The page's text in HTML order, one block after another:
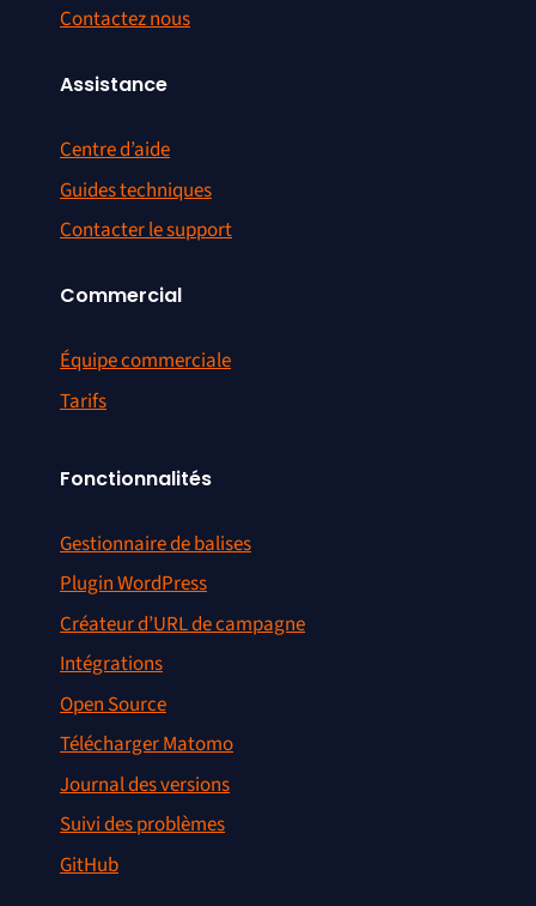
Contactez nous
Assistance
Centre d’aide
Guides techniques
Contacter le support
Commercial
Équipe commerciale
Tarifs
Fonctionnalités
Gestionnaire de balises
Plugin WordPress
Créateur d’URL de campagne
Intégrations
Open Source
Télécharger Matomo
Journal des versions
Suivi des problèmes
GitHub